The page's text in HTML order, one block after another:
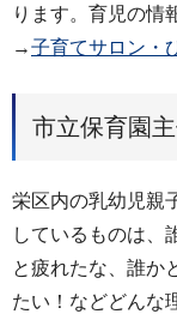
ります。育児の情
→子育てサロン・
市立保育園
栄区内の乳幼児親
しているものは、
と疲れたな、誰か
たい！などどんな